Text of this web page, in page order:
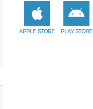
APPLE STORE PLAY STORE